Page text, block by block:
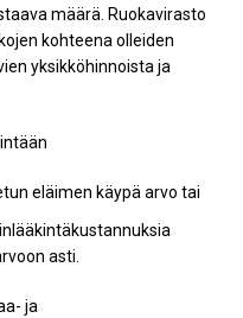
määrä. Ruokavirasto
kohteena olleiden
yksikköhinnoista ja
eläimen käypä arvo tai
asti.
ja